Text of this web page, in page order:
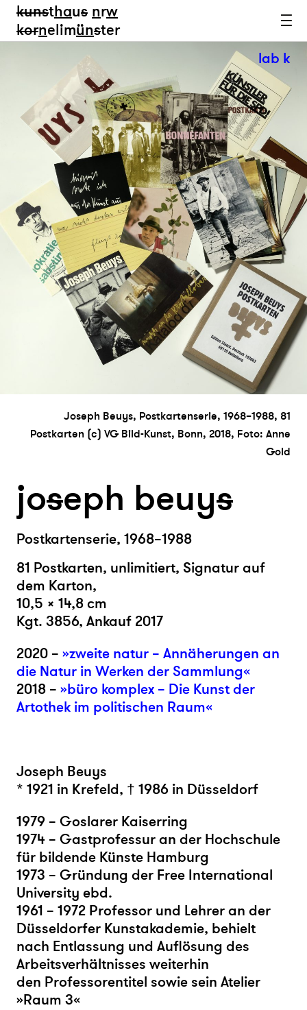
kunsthaus nrw
kornelimünster
lab k
Joseph Beuys, Postkartenserie, 1968–1988, 81
Postkarten (c) VG Bild-Kunst, Bonn, 2018, Foto: Anne
Gold
joseph beuys
Postkartenserie, 1968–1988
81 Postkarten, unlimitiert, Signatur auf
dem Karton,
10,5 × 14,8 cm
Kgt. 3856, Ankauf 2017
2020 – »zweite natur – Annäherungen an
die Natur in Werken der Sammlung«
2018 – »büro komplex – Die Kunst der
Artothek im politischen Raum«
Joseph Beuys
* 1921 in Krefeld, † 1986 in Düsseldorf
1979 – Goslarer Kaiserring
1974 – Gastprofessur an der Hochschule
für bildende Künste Hamburg
1973 – Gründung der Free International
University ebd.
1961 – 1972 Professor und Lehrer an der
Düsseldorfer Kunstakademie, behielt
nach Entlassung und Auflösung des
Arbeitsverhältnisses weiterhin
den Professorentitel sowie sein Atelier
»Raum 3«